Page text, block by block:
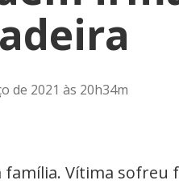
de 2021 às 20h34m
Vítima sofreu